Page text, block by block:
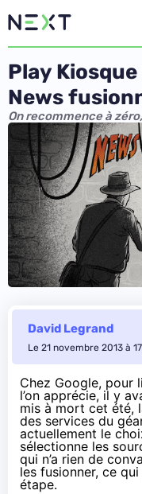
Play
News
On recommence à
David Legrand
Le 21 novembre 2013 à
Chez Google, pour
l’on apprécie, il y
mis à mort cet été,
des services du
actuellement le
sélectionne les
qui n’a rien de
les fusionner, ce qui
étape.